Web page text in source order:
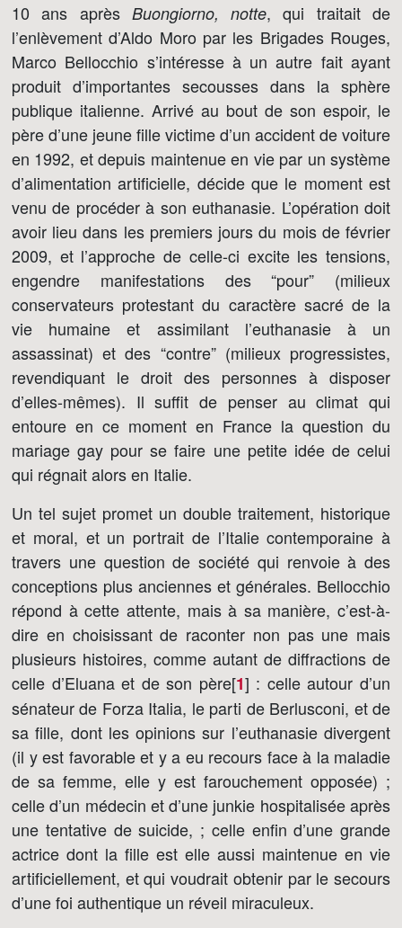
10 ans après Buongiorno, notte, qui traitait de
l’enlèvement d’Aldo Moro par les Brigades Rouges,
Marco Bellocchio s’intéresse à un autre fait ayant
produit d’importantes secousses dans la sphère
publique italienne. Arrivé au bout de son espoir, le
père d’une jeune fille victime d’un accident de voiture
en 1992, et depuis maintenue en vie par un système
d’alimentation artificielle, décide que le moment est
venu de procéder à son euthanasie. L’opération doit
avoir lieu dans les premiers jours du mois de février
2009, et l’approche de celle-ci excite les tensions,
engendre manifestations des “pour” (milieux
conservateurs protestant du caractère sacré de la
vie humaine et assimilant l’euthanasie à un
assassinat) et des “contre” (milieux progressistes,
revendiquant le droit des personnes à disposer
d’elles-mêmes). Il suffit de penser au climat qui
entoure en ce moment en France la question du
mariage gay pour se faire une petite idée de celui
qui régnait alors en Italie.
Un tel sujet promet un double traitement, historique
et moral, et un portrait de l’Italie contemporaine à
travers une question de société qui renvoie à des
conceptions plus anciennes et générales. Bellocchio
répond à cette attente, mais à sa manière, c’est-à-
dire en choisissant de raconter non pas une mais
plusieurs histoires, comme autant de diffractions de
celle d’Eluana et de son père[1] : celle autour d’un
sénateur de Forza Italia, le parti de Berlusconi, et de
sa fille, dont les opinions sur l’euthanasie divergent
(il y est favorable et y a eu recours face à la maladie
de sa femme, elle y est farouchement opposée) ;
celle d’un médecin et d’une junkie hospitalisée après
une tentative de suicide, ; celle enfin d’une grande
actrice dont la fille est elle aussi maintenue en vie
artificiellement, et qui voudrait obtenir par le secours
d’une foi authentique un réveil miraculeux.